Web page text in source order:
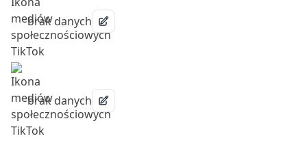
brak danych
brak danych